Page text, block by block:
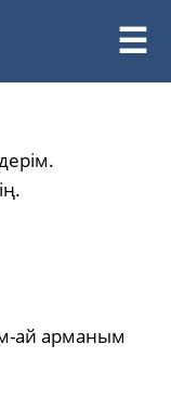
ай арманым